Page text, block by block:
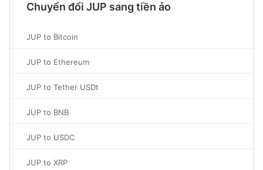
Chuyển đổi JUP sang tiền ảo
JUP to Bitcoin
JUP to Ethereum
JUP to Tether USDt
JUP to BNB
JUP to USDC
JUP to XRP